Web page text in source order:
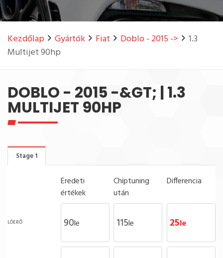
Kezdőlap Gyártók Fiat Doblo - 2015 ->
1.3
Multijet 90hp
DOBLO - 2015 -&GT; | 1.3
MULTIJET 90HP
Stage 1
Eredeti
értékek
Chiptuning
után
Differencia
LÓERŐ 90le 115le 25le